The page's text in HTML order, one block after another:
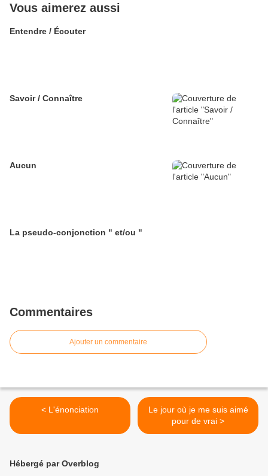
Vous aimerez aussi
Entendre / Écouter
Savoir / Connaître
Aucun
La pseudo-conjonction " et/ou "
Commentaires
Ajouter un commentaire
< L'énonciation
Le jour où je me suis aimé
pour de vrai >
Hébergé par Overblog